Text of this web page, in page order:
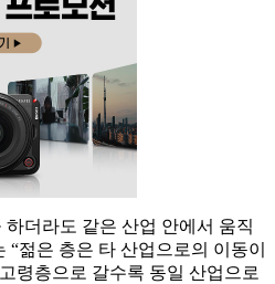
하더라도 같은 산업 안에서 움직
“젊은 층은 타 산업으로의 이동이
령층으로 갈수록 동일 산업으로